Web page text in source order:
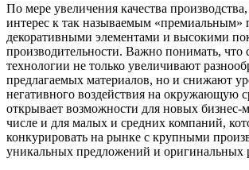
По мере увеличения качества производства,
интерес к так называемым «премиальным»
декоративными элементами и высокими
производительности. Важно понимать, что
технологии не только увеличивают
предлагаемых материалов, но и снижают
негативного воздействия на окружающую
открывает возможности для новых бизнес-
числе и для малых и средних компаний,
конкурировать на рынке с крупными
уникальных предложений и оригинальных